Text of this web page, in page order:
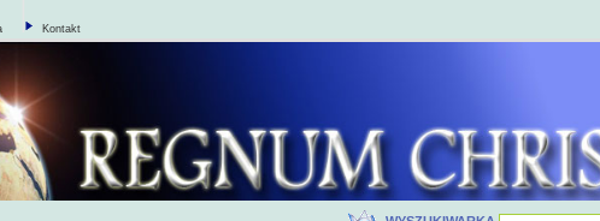
Kontakt